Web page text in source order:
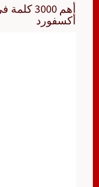
أهم 3000
أكسفورد